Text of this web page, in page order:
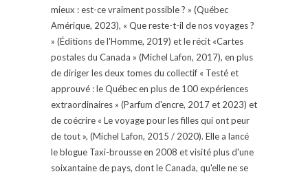
mieux : est-ce vraiment possible ? » (Québec
Amérique, 2023), « Que reste-t-il de nos voyages ?
» (Éditions de l'Homme, 2019) et le récit «Cartes
postales du Canada » (Michel Lafon, 2017), en plus
de diriger les deux tomes du collectif « Testé et
approuvé : le Québec en plus de 100 expériences
extraordinaires » (Parfum d'encre, 2017 et 2023) et
de coécrire « Le voyage pour les filles qui ont peur
de tout », (Michel Lafon, 2015 / 2020). Elle a lancé
le blogue Taxi-brousse en 2008 et visité plus d'une
soixantaine de pays, dont le Canada, qu'elle ne se